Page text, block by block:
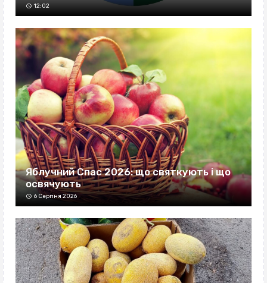
12:02
Яблучний Спас 2026: що святкують і що
освячують
6 Серпня 2026